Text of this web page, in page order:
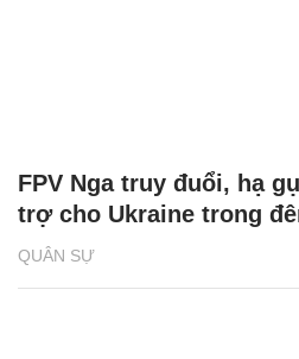
QUÂN SỰ
FPV Nga truy đuổi, hạ
trợ cho Ukraine trong